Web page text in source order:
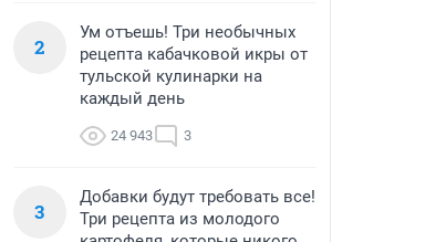
2
Ум отъешь! Три необычных
рецепта кабачковой икры от
тульской кулинарки на
каждый день
24 943 3
3
Добавки будут требовать все!
Три рецепта из молодого